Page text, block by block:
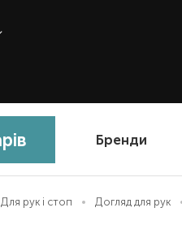
Бренди
Для рук і стоп Догляд для рук